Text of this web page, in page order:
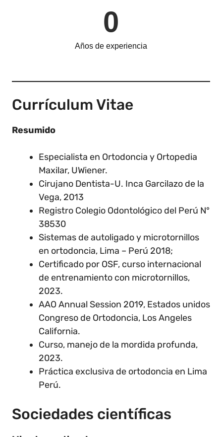
Años de experiencia
0
Currículum Vitae
Resumido
Especialista en Ortodoncia y Ortopedia
Maxilar, UWiener.
Cirujano Dentista-U. Inca Garcilazo de la
Vega, 2013
Registro Colegio Odontológico del Perú N°
38530
Sistemas de autoligado y microtornillos
en ortodoncia, Lima – Perú 2018;
Certificado por OSF, curso internacional
de entrenamiento con microtornillos,
2023.
AAO Annual Session 2019, Estados unidos
Congreso de Ortodoncia, Los Angeles
California.
Curso, manejo de la mordida profunda,
2023.
Práctica exclusiva de ortodoncia en Lima
Perú.
Sociedades científicas